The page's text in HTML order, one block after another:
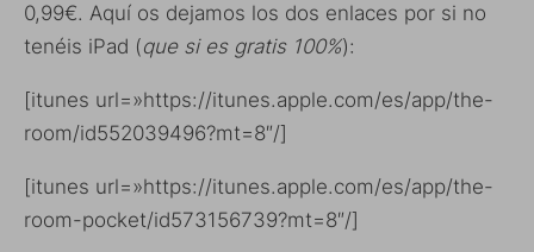
0,99€. Aquí os dejamos los dos enlaces por si no
tenéis iPad (que si es gratis 100%):
[itunes url=»https://itunes.apple.com/es/app/the-
room/id552039496?mt=8″/]
[itunes url=»https://itunes.apple.com/es/app/the-
room-pocket/id573156739?mt=8″/]